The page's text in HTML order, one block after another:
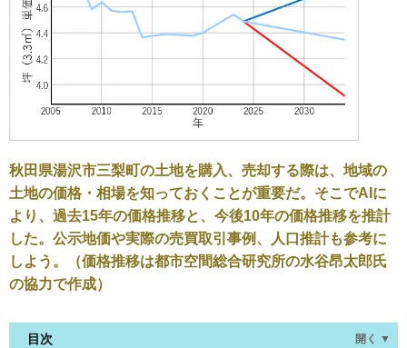
秋田県湯沢市三梨町の土地を購入、売却する際は、地域の
土地の価格・相場を知っておくことが重要だ。そこでAIに
より、過去15年の価格推移と、今後10年の価格推移を推計
した。公示地価や実際の売買取引事例、人口推計も参考に
しよう。（価格推移は都市空間総合研究所の水谷昂太郎氏
の協力で作成）
目次 開く ▼